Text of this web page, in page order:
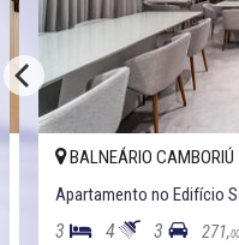
BALNEÁRIO CAMBORIÚ
Apartamento no Edifício
3 4 3 271,00